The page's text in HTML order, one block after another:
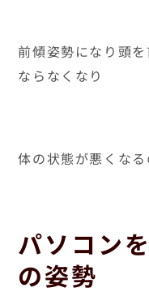
前傾姿勢になり頭
ならなくなり
体の状態が悪くなる
パソコン
の姿勢